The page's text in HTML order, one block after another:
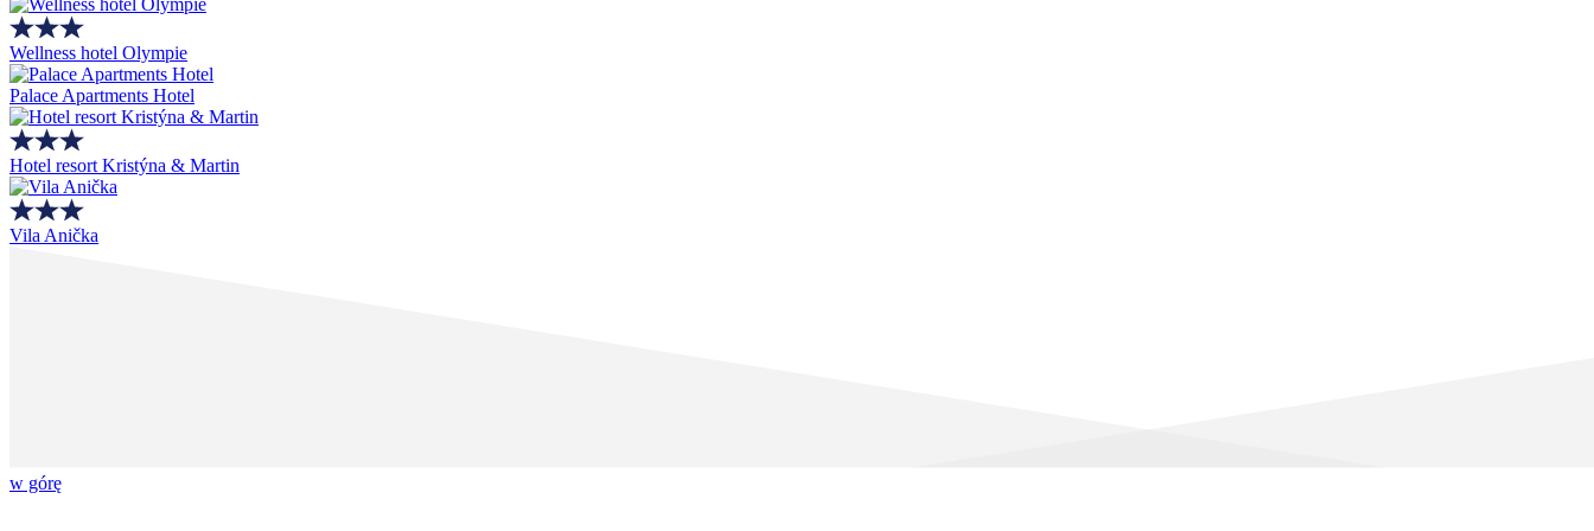
Wellness hotel Olympie
Palace Apartments Hotel
Hotel resort Kristýna & Martin
Vila Anička
w górę